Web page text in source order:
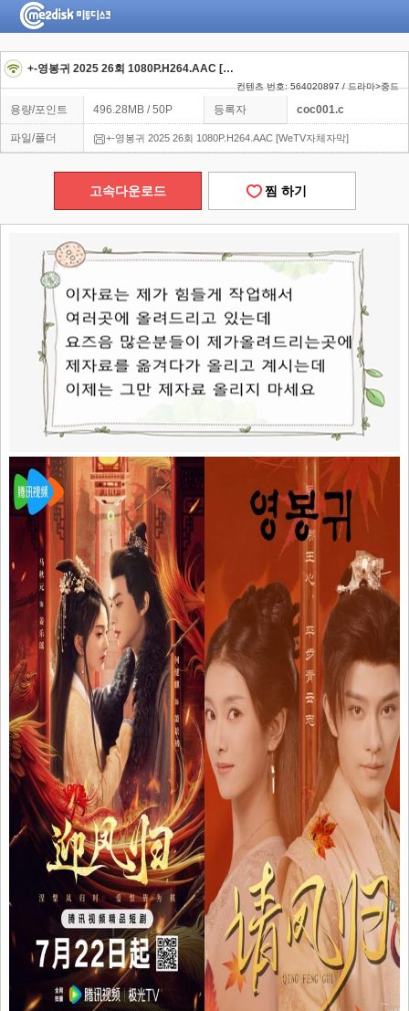
+-영봉귀 2025 26회 1080P.H264.AAC [WeTV자체자막]
컨텐츠 번호: 564020897 / 드라마>중드
용량/포인트 496.28MB / 50P 등록자 coc001.c
파일/폴더 +-영봉귀 2025 26회 1080P.H264.AAC [WeTV자체자막]
고속다운로드 찜 하기